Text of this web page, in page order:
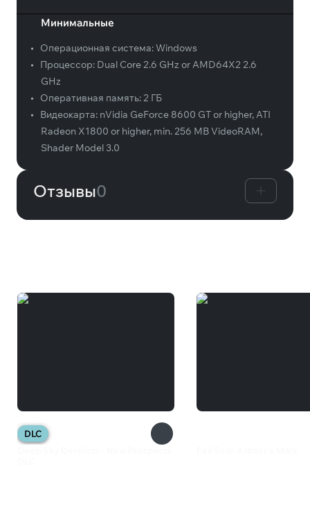
Минимальные
• Операционная система:Windows
•
Процессор: Dual Core 2.6 GHz or AMD64X2 2.6
GHz
•
Оперативная память:2 ГБ
•
Видеокарта: nVidia GeForce 8600 GT or higher, ATI
Radeon X1800 or higher, min. 256 MB VideoRAM,
Shader Model 3.0
Отзывы0
DLC